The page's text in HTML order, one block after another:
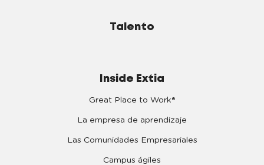
Talento
Inside Extia
Great Place to Work®
La empresa de aprendizaje
Las Comunidades Empresariales
Campus ágiles